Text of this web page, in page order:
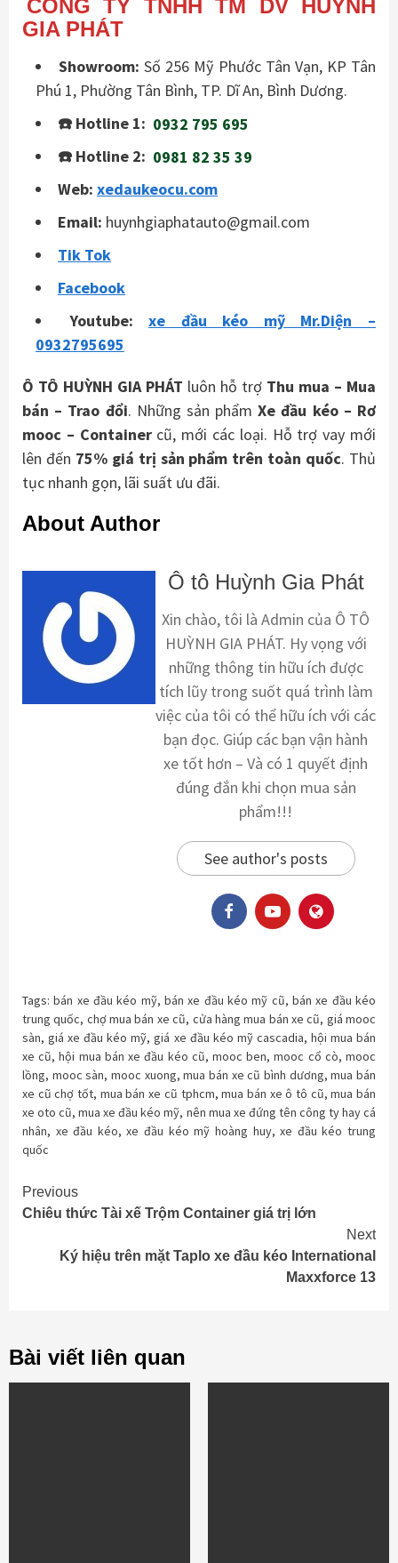
CÔNG TY TNHH TM DV HUỲNH
GIA PHÁT
Showroom: Số 256 Mỹ Phước Tân Vạn, KP Tân
Phú 1, Phường Tân Bình, TP. Dĩ An, Bình Dương.
☎️ Hotline 1: 0932 795 695
☎️ Hotline 2: 0981 82 35 39
Web: xedaukeocu.com
Email: huynhgiaphatauto@gmail.com
Tik Tok
Facebook
Youtube:
xe đầu kéo mỹ Mr.Diện –
0932795695
Ô TÔ HUỲNH GIA PHÁT luôn hỗ trợ Thu mua – Mua
bán – Trao đổi. Những sản phẩmXe đầu kéo – Rơ
mooc – Container cũ, mới các loại. Hỗ trợ vay mới
lên đến 75% giá trị sản phẩm trên toàn quốc. Thủ
tục nhanh gọn, lãi suất ưu đãi.
About Author
Ô tô Huỳnh Gia Phát
Xin chào, tôi là Admin của Ô TÔ
HUỲNH GIA PHÁT. Hy vọng với
những thông tin hữu ích được
tích lũy trong suốt quá trình làm
việc của tôi có thể hữu ích với các
bạn đọc. Giúp các bạn vận hành
xe tốt hơn – Và có 1 quyết định
đúng đắn khi chọn mua sản
phẩm!!!
See author's posts
Tags:bán xe đầu kéo mỹ,bán xe đầu kéo mỹ cũ,bán xe đầu kéo
trung quốc, chợ mua bán xe cũ, cửa hàng mua bán xe cũ, giá mooc
sàn,giá xe đầu kéo mỹ,giá xe đầu kéo mỹ cascadia, hội mua bán
xe cũ,hội mua bán xe đầu kéo cũ, mooc ben,mooc cổ cò,mooc
lồng, mooc sàn,mooc xuong,mua bán xe cũ bình dương,mua bán
xe cũ chợ tốt, mua bán xe cũ tphcm,mua bán xe ô tô cũ,mua bán
xe oto cũ,mua xe đầu kéo mỹ, nên mua xe đứng tên công ty hay cá
nhân, xe đầu kéo,xe đầu kéo mỹ hoàng huy,xe đầu kéo trung
quốc
Continue
Reading
Previous
Chiêu thức Tài xế Trộm Container giá trị lớn
Next
Ký hiệu trên mặt Taplo xe đầu kéo International
Maxxforce 13
Bài viết liên quan